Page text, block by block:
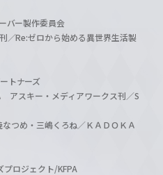
バー製作委員会
／Re:ゼロから始める異世界生活製
トナーズ
スキー・メディアワークス刊／S
つめ・三嶋くろね／ＫＡＤＯＫＡ
ロジェクト/KFPA